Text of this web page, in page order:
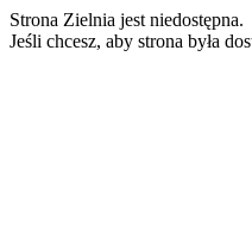
Strona Zielnia jest niedostępna.
Jeśli chcesz, aby strona była